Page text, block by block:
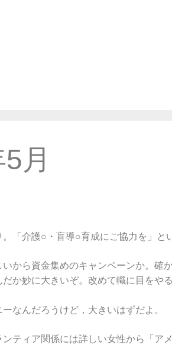
月
「介護○・盲導○育成にご協力を」と
から資金集めのキャンペーンか。確
か妙に大きいぞ。改めて幟に目をや
なんだろうけど，大きいはずだよ。
ティア関係には詳しい女性から「ア